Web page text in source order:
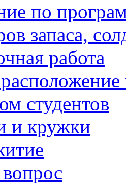
по
запаса,
работа
студентов
и кружки